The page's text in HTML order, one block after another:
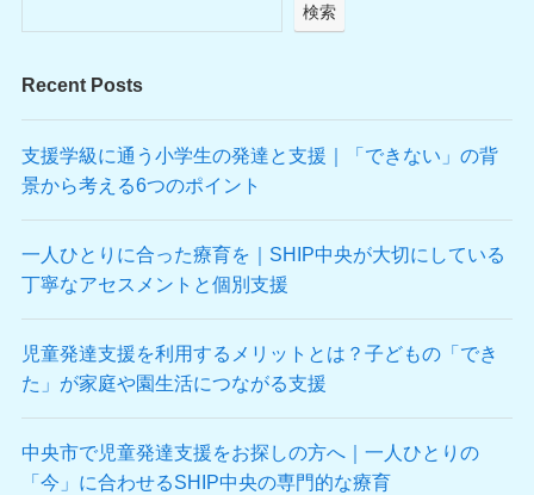
検索
Recent Posts
支援学級に通う小学生の発達と支援｜「できない」の背
景から考える6つのポイント
一人ひとりに合った療育を｜SHIP中央が大切にしている
丁寧なアセスメントと個別支援
児童発達支援を利用するメリットとは？子どもの「でき
た」が家庭や園生活につながる支援
中央市で児童発達支援をお探しの方へ｜一人ひとりの
「今」に合わせるSHIP中央の専門的な療育